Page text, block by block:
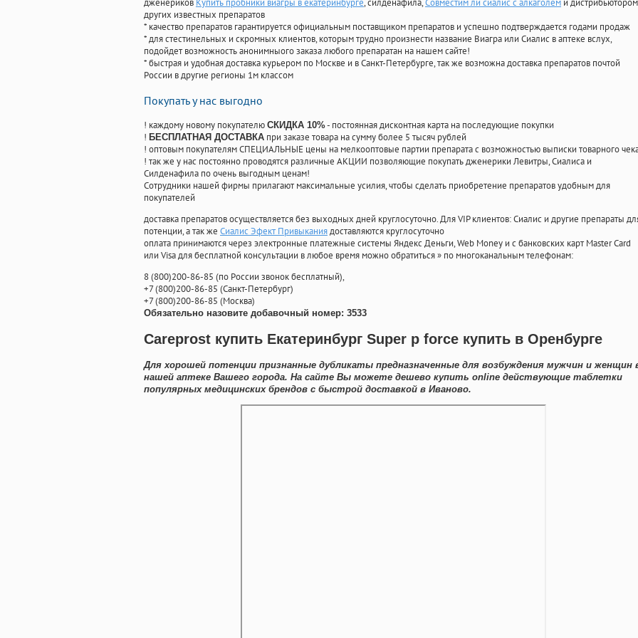
дженериков Купить пробники виагры в екатеринбурге, силденафила,Совместим ли сиалис с алкаголем и дистрибьютором
других известных препаратов
* качество препаратов гарантируется официальным поставщиком препаратов и успешно подтверждается годами продаж
* для стестинельных и скромных клиентов, которым трудно произнести название Виагра или Сиалис в аптеке вслух,
подойдет возможность анонимныого заказа любого препаратан на нашем сайте!
* быстрая и удобная доставка курьером по Москве и в Санкт-Петербурге, так же возможна доставка препаратов почтой
России в другие регионы 1м классом
Покупать у нас выгодно
! каждому новому покупателю СКИДКА 10%- постоянная дисконтная карта на последующие покупки
! БЕСПЛАТНАЯ ДОСТАВКА при заказе товара на сумму более 5 тысяч рублей
! оптовым покупателям СПЕЦИАЛЬНЫЕ цены на мелкооптовые партии препарата с возможностью выписки товарного
! так же у нас постоянно проводятся различные АКЦИИ позволяющие покупать дженерики Левитры, Сиалиса и
Силденафила по очень выгодным ценам!
Cотрудники нашей фирмы прилагают максимальные усилия, чтобы сделать приобретение препаратов удобным для
покупателей
доставка препаратов осуществляется без выходных дней круглосуточно. Для VIP клиентов: Сиалис и другие препараты
потенции, а так же Сиалис Эфект Привыканиядоставляются круглосуточно
оплата принимаются через электронные платежные системы Яндекс Деньги, Web Money и с банковских карт Master Card
или Visa для бесплатной консультации в любое время можно обратиться» по многоканальным телефонам:
8(800)200-86-85 (по России звонок бесплатный),
+7(800)200-86-85 (Санкт-Петербург)
+7(800)200-86-85 (Москва)
Обязательно назовите добавочный номер: 3533
Careprost купить Екатеринбург Super p force купить в Оренбурге
Для хорошей потенции признанные дубликаты предназначенные для возбуждения мужчин и женщин
нашей аптеке Вашего города. На сайте Вы можете дешево купить online действующие таблетки
популярных медицинских брендов с быстрой доставкой в Иваново.